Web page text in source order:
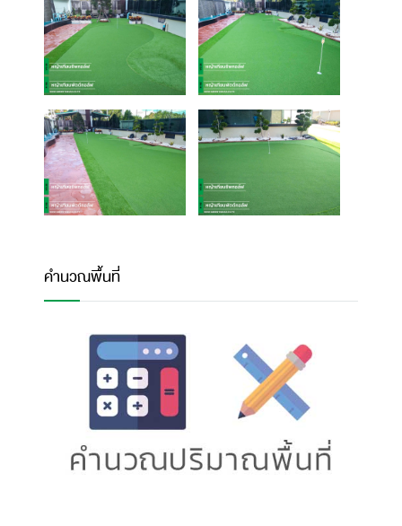
คำนวณพื้นที่